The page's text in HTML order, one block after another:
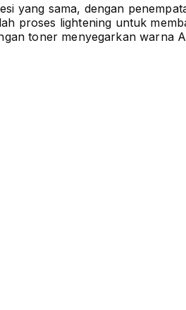
yang sama, dengan
proses lightening untuk
toner menyegarkan warna